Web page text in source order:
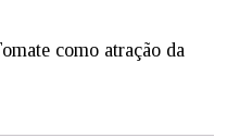
como atração da